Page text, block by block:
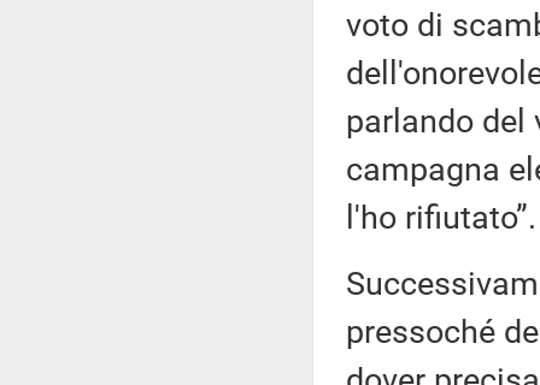
voto di
parlando del
campagna
l'ho rifiutato”.
pressoché